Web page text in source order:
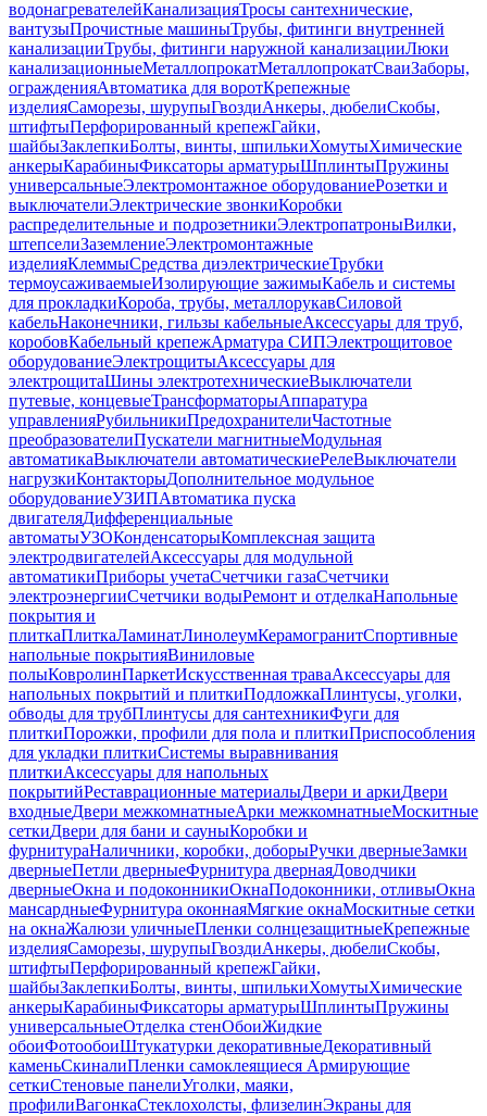
водонагревателейКанализацияТросы сантехнические,
вантузыПрочистные машиныТрубы, фитинги внутренней
канализацииТрубы, фитинги наружной канализацииЛюки
канализационныеМеталлопрокатМеталлопрокатСваиЗаборы,
огражденияАвтоматика для воротКрепежные
изделияСаморезы, шурупыГвоздиАнкеры, дюбелиСкобы,
штифтыПерфорированный крепежГайки,
шайбыЗаклепкиБолты, винты, шпилькиХомутыХимические
анкерыКарабиныФиксаторы арматурыШплинтыПружины
универсальныеЭлектромонтажное оборудованиеРозетки и
выключателиЭлектрические звонкиКоробки
распределительные и подрозетникиЭлектропатроныВилки,
штепселиЗаземлениеЭлектромонтажные
изделияКлеммыСредства диэлектрическиеТрубки
термоусаживаемыеИзолирующие зажимыКабель и системы
для прокладкиКороба, трубы, металлорукавСиловой
кабельНаконечники, гильзы кабельныеАксессуары для труб,
коробовКабельный крепежАрматура СИПЭлектрощитовое
оборудованиеЭлектрощитыАксессуары для
электрощитаШины электротехническиеВыключатели
путевые, концевыеТрансформаторыАппаратура
управленияРубильникиПредохранителиЧастотные
преобразователиПускатели магнитныеМодульная
автоматикаВыключатели автоматическиеРелеВыключатели
нагрузкиКонтакторыДополнительное модульное
оборудованиеУЗИПАвтоматика пуска
двигателяДифференциальные
автоматыУЗОКонденсаторыКомплексная защита
электродвигателейАксессуары для модульной
автоматикиПриборы учетаСчетчики газаСчетчики
электроэнергииСчетчики водыРемонт и отделкаНапольные
покрытия и
плиткаПлиткаЛаминатЛинолеумКерамогранитСпортивные
напольные покрытияВиниловые
полыКовролинПаркетИскусственная траваАксессуары для
напольных покрытий и плиткиПодложкаПлинтусы, уголки,
обводы для трубПлинтусы для сантехникиФуги для
плиткиПорожки, профили для пола и плиткиПриспособления
для укладки плиткиСистемы выравнивания
плиткиАксессуары для напольных
покрытийРеставрационные материалыДвери и аркиДвери
входныеДвери межкомнатныеАрки межкомнатныеМоскитные
сеткиДвери для бани и сауныКоробки и
фурнитураНаличники, коробки, доборыРучки дверныеЗамки
дверныеПетли дверныеФурнитура двернаяДоводчики
дверныеОкна и подоконникиОкнаПодоконники, отливыОкна
мансардныеФурнитура оконнаяМягкие окнаМоскитные сетки
на окнаЖалюзи уличныеПленки солнцезащитныеКрепежные
изделияСаморезы, шурупыГвоздиАнкеры, дюбелиСкобы,
штифтыПерфорированный крепежГайки,
шайбыЗаклепкиБолты, винты, шпилькиХомутыХимические
анкерыКарабиныФиксаторы арматурыШплинтыПружины
универсальныеОтделка стенОбоиЖидкие
обоиФотообоиШтукатурки декоративныеДекоративный
каменьСкиналиПленки самоклеящиеся Армирующие
сеткиСтеновые панелиУголки, маяки,
профилиВагонкаСтеклохолсты, флизелинЭкраны для